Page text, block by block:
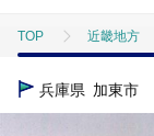
TOP 近畿地方
TOP
兵庫県 加東市